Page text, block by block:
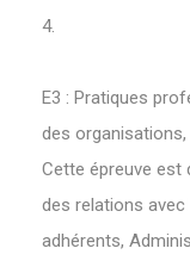
4.
E3 : Pratiques
des
Cette épreuve est
des relations
adhérents,